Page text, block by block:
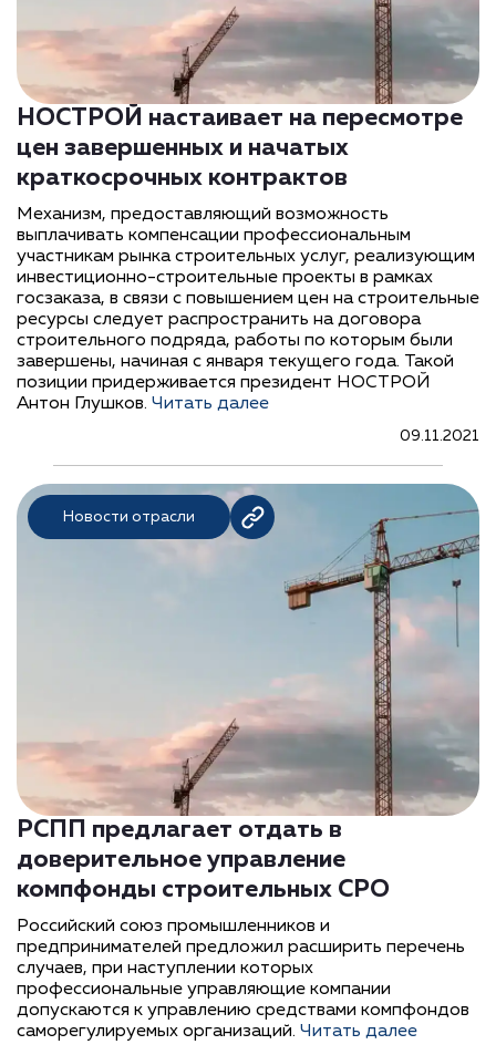
НОСТРОЙ настаивает на пересмотре
цен завершенных и начатых
краткосрочных контрактов
Механизм, предоставляющий возможность
выплачивать компенсации профессиональным
участникам рынка строительных услуг, реализующим
инвестиционно-строительные проекты в рамках
госзаказа, в связи с повышением цен на строительные
ресурсы следует распространить на договора
строительного подряда, работы по которым были
завершены, начиная с января текущего года. Такой
позиции придерживается президент НОСТРОЙ
Антон Глушков. Читать далее
09.11.2021
Новости отрасли
РСПП предлагает отдать в
доверительное управление
компфонды строительных СРО
Российский союз промышленников и
предпринимателей предложил расширить перечень
случаев, при наступлении которых
профессиональные управляющие компании
допускаются к управлению средствами компфондов
саморегулируемых организаций. Читать далее